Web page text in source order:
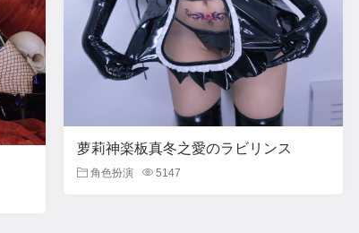
萝莉神楽板真冬之愛のラビリンス
角色扮演 5147